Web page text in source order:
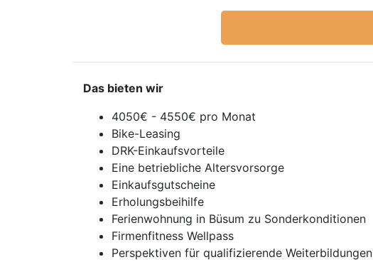
Das bieten wir
4050€ - 4550€ pro Monat
Bike-Leasing
DRK-Einkaufsvorteile
Eine betriebliche Altersvorsorge
Einkaufsgutscheine
Erholungsbeihilfe
Ferienwohnung in Büsum zu Sonderkonditionen
Firmenfitness Wellpass
Perspektiven für qualifizierende Weiterbildungen